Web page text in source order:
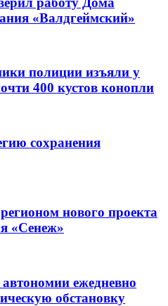
«Валдгеймский»
полиции изъяли у
400 кустов конопли
сохранения
нового проекта
«Сенеж»
ежедневно
обстановку